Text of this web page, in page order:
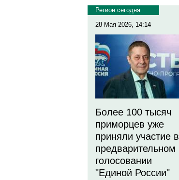
Регион сегодня
28 Мая 2026, 14:14
Более 100 тысяч
приморцев уже
приняли участие в
предварительном
голосовании
"Единой России"